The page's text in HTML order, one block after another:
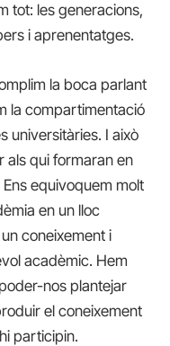
tot: les generacions,
i aprenentatges.
la boca parlant
la compartimentació
universitàries. I això
als qui formaran en
equivoquem molt
en un lloc
coneixement i
acadèmic. Hem
nos plantejar
el coneixement
participin.